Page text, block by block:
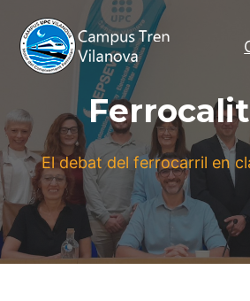
contingut
El debat del ferrocarril en